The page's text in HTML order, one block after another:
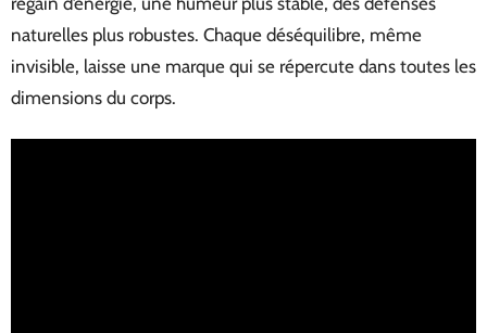
naturelles plus robustes. Chaque déséquilibre, même
invisible, laisse une marque qui se répercute dans toutes les
dimensions du corps.